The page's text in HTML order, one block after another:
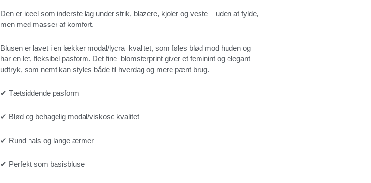
Den er ideel som inderste lag under strik, blazere, kjoler og veste – uden at fylde,
men med masser af komfort.
Blusen er lavet i en lækker modal/lycra kvalitet, som føles blød mod huden og
har en let, fleksibel pasform. Det fine blomsterprint giver et feminint og elegant
udtryk, som nemt kan styles både til hverdag og mere pænt brug.
✔ Tætsiddende pasform
✔ Blød og behagelig modal/viskose kvalitet
✔ Rund hals og lange ærmer
✔ Perfekt som basisbluse